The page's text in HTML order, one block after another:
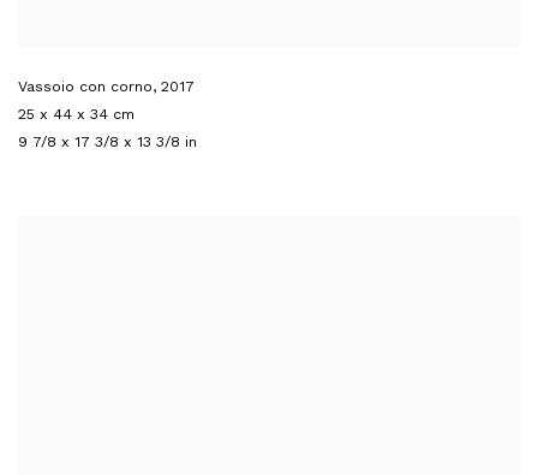
Vassoio con corno, 2017
25 x 44 x 34 cm
9 7/8 x 17 3/8 x 13 3/8 in